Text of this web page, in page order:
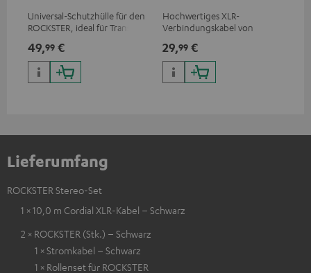
Universal-Schutzhülle für den
ROCKSTER, ideal für Transport
49,99 €
Hochwertiges XLR-
Verbindungskabel von
29,99 €
Lieferumfang
ROCKSTER Stereo-Set
1 × 10,0 m Cordial XLR-Kabel – Schwarz
2 × ROCKSTER (Stk.) – Schwarz
1 × Stromkabel – Schwarz
1 × Rollenset für ROCKSTER